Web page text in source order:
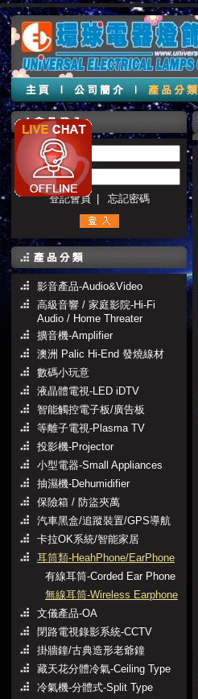
帳號 :
密碼 :
登記會員
忘記密碼
影音產品-Audio&Video
高級音響 / 家庭影院-Hi-Fi
Audio / Home Threater
擴音機-Amplifier
澳洲 Palic Hi-End 發燒線材
數碼小玩意
液晶體電視-LED iDTV
智能觸控電子板/廣告板
等離子電視-Plasma TV
投影機-Projector
小型電器-Small Appliances
抽濕機-Dehumidifier
保險箱 / 防盜夾萬
汽車黑盒/追蹤裝置/GPS導航
卡拉OK系統/智能家居
耳筒類-HeahPhone/EarPhone
有線耳筒-Corded Ear Phone
無線耳筒-Wireless Earphone
文儀產品-OA
閉路電視錄影系統-CCTV
掛牆鐘/古典造形老爺鐘
藏天花分體冷氣-Ceiling Type
冷氣機-分體式-Split Type